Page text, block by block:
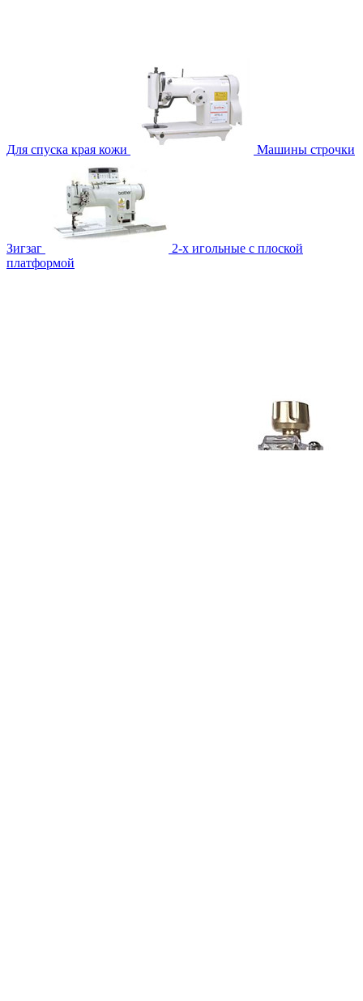
Для спуска края кожи Машины строчки
Зигзаг
2-х игольные с плоской
платформой